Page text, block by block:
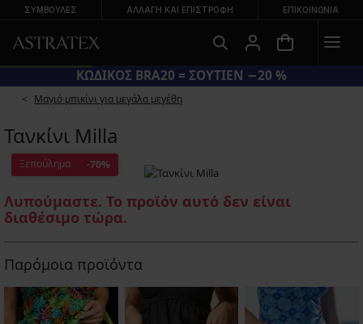
ΣΥΜΒΟΥΛΕΣ ΑΛΛΑΓΉ ΚΑΙ ΕΠΙΣΤΡΟΦΉ ΕΠΙΚΟΙΝΩΝΊΑ
ΚΩΔΙΚΟΣ BRA20 = ΣΟΥΤΙΕΝ −20 %
Μαγιό μπικίνι για μεγάλα μεγέθη
Τανκίνι Milla
Ξεπούλημα -70%
Λυπούμαστε. Το προϊόν αυτό δεν είναι
διαθέσιμο τώρα.
Παρόμοια προϊόντα